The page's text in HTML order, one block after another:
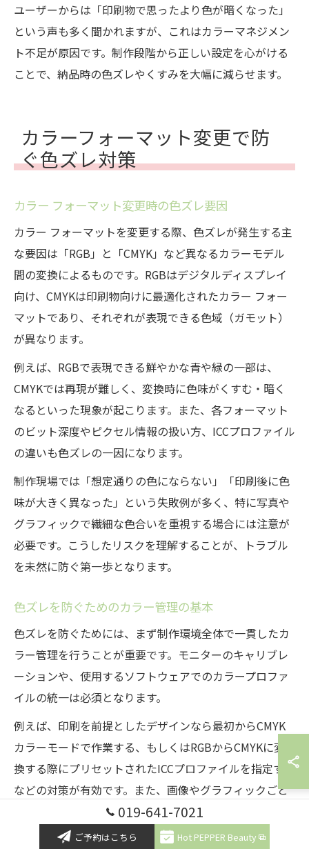
ユーザーからは「印刷物で思ったより色が暗くなった」
という声も多く聞かれますが、これはカラーマネジメン
ト不足が原因です。制作段階から正しい設定を心がける
ことで、納品時の色ズレやくすみを大幅に減らせます。
カラーフォーマット変更で防
ぐ色ズレ対策
カラー フォーマット変更時の色ズレ要因
カラー フォーマットを変更する際、色ズレが発生する主
な要因は「RGB」と「CMYK」など異なるカラーモデル
間の変換によるものです。RGBはデジタルディスプレイ
向け、CMYKは印刷物向けに最適化されたカラー フォー
マットであり、それぞれが表現できる色域（ガモット）
が異なります。
例えば、RGBで表現できる鮮やかな青や緑の一部は、
CMYKでは再現が難しく、変換時に色味がくすむ・暗く
なるといった現象が起こります。また、各フォーマット
のビット深度やピクセル情報の扱い方、ICCプロファイル
の違いも色ズレの一因になります。
制作現場では「想定通りの色にならない」「印刷後に色
味が大きく異なった」という失敗例が多く、特に写真や
グラフィックで繊細な色合いを重視する場合には注意が
必要です。こうしたリスクを理解することが、トラブル
を未然に防ぐ第一歩となります。
色ズレを防ぐためのカラー管理の基本
色ズレを防ぐためには、まず制作環境全体で一貫したカ
ラー管理を行うことが重要です。モニターのキャリブレ
ーションや、使用するソフトウェアでのカラープロファ
イルの統一は必須となります。
例えば、印刷を前提としたデザインなら最初からCMYK
カラーモードで作業する、もしくはRGBからCMYKに変
換する際にプリセットされたICCプロファイルを指定する
などの対策が有効です。また、画像やグラフィックごと
にカラーフォーマットを明記し、工程ごとにチェックを
行うことで、色の違いに早期に気づけるようになりま
019-641-7021
ご予約はこちら Hot PEPPER Beauty